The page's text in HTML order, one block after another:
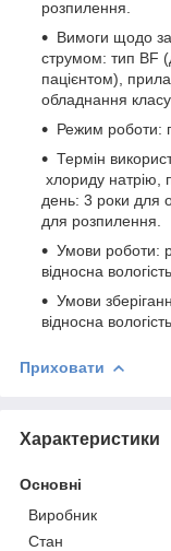
розпилення.
Вимоги щодо
струмом: тип BF
пацієнтом),
обладнання класу
Режим роботи:
Термін
хлориду натрію,
день: 3 роки для
для розпилення.
Умови роботи:
відносна
Умови
відносна
Приховати
Характеристики
Основні
Виробник
Стан